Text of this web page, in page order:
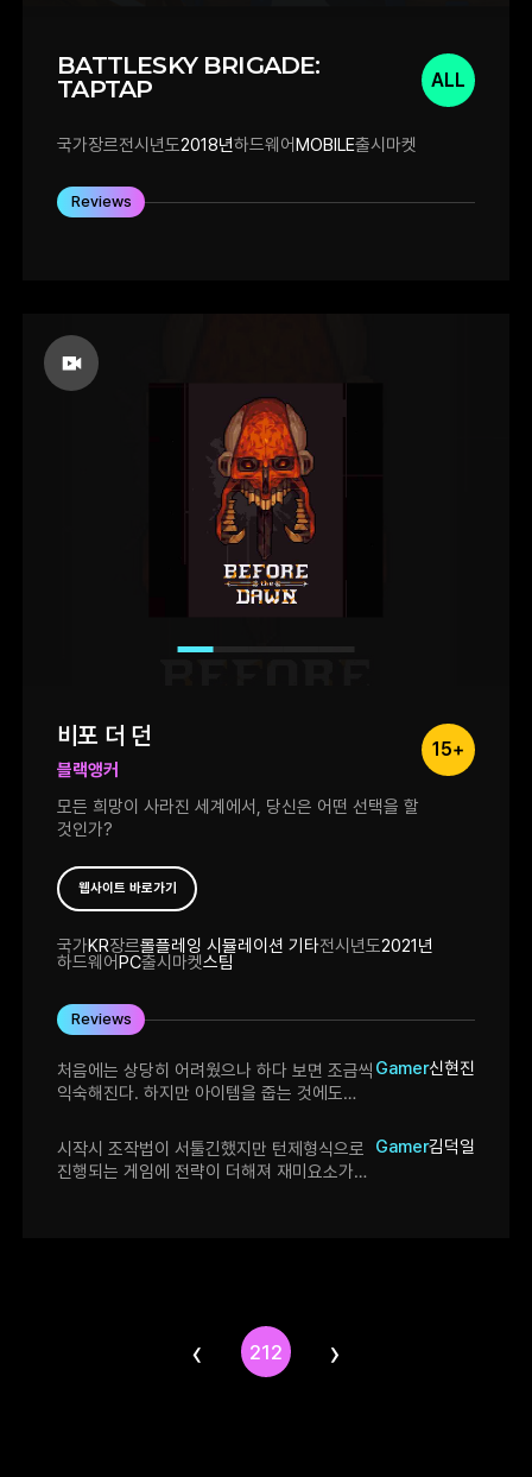
ALL
BATTLESKY BRIGADE:
TAPTAP
국가장르전시년도2018년하드웨어MOBILE출시마켓
Reviews
15+
비포 더 던
블랙앵커
모든 희망이 사라진 세계에서, 당신은 어떤 선택을 할
것인가?
웹사이트 바로가기
국가KR장르롤플레잉 시뮬레이션 기타전시년도2021년
하드웨어PC출시마켓스팀
Reviews
처음에는 상당히 어려웠으나 하다 보면 조금씩
익숙해진다. 하지만 아이템을 줍는 것에도
것이 아닌가 생각된다.
Gamer신현진
시작시 조작법이 서툴긴했지만 턴제형식으로
진행되는 게임에 전략이 더해져 재미요소가
Gamer김덕일
‹ 212 ›